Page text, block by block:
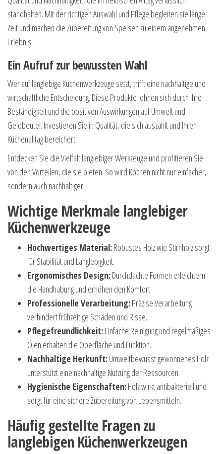
standhalten. Mit der richtigen Auswahl und Pflege begleiten sie lange
Zeit und machen die Zubereitung von Speisen zu einem angenehmen
Erlebnis.
Ein Aufruf zur bewussten Wahl
Wer auf langlebige Küchenwerkzeuge setzt, trifft eine nachhaltige und
wirtschaftliche Entscheidung. Diese Produkte lohnen sich durch ihre
Beständigkeit und die positiven Auswirkungen auf Umwelt und
Geldbeutel. Investieren Sie in Qualität, die sich auszahlt und Ihren
Küchenalltag bereichert.
Entdecken Sie die Vielfalt langlebiger Werkzeuge und profitieren Sie
von den Vorteilen, die sie bieten. So wird Kochen nicht nur einfacher,
sondern auch nachhaltiger.
Wichtige Merkmale langlebiger
Küchenwerkzeuge
Hochwertiges Material:Robustes Holz wie Stirnholz sorgt
für Stabilität und Langlebigkeit.
Ergonomisches Design:Durchdachte Formen erleichtern
die Handhabung und erhöhen den Komfort.
Professionelle Verarbeitung:Präzise Verarbeitung
verhindert frühzeitige Schäden und Risse.
Pflegefreundlichkeit:Einfache Reinigung und regelmäßiges
Ölen erhalten die Oberfläche und Funktion.
Nachhaltige Herkunft:Umweltbewusst gewonnenes Holz
unterstützt eine nachhaltige Nutzung der Ressourcen.
Hygienische Eigenschaften:Holz wirkt antibakteriell und
sorgt für eine sichere Zubereitung von Lebensmitteln.
Häufig gestellte Fragen zu
langlebigen Küchenwerkzeugen